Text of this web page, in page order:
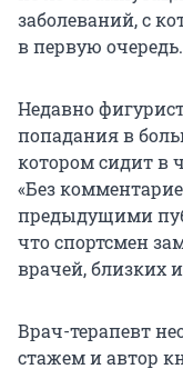
заболеваний, с
в первую очередь.
Недавно
попадания в
котором сидит в
«Без
предыдущими
что спортсмен
врачей, близких
Врач-терапевт
стажем и автор